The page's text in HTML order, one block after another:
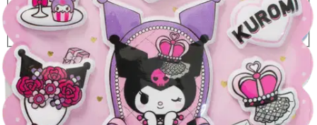
Nouto myymälästä
Ilmainen
Siirry valitsemaan myymälä
Toimitus
Kotiin tai noutopisteeseenAlk. 0 €
Ilmainen toimitus yli 100 €:n tilauksille
Postin pakettiautomaattiin tai